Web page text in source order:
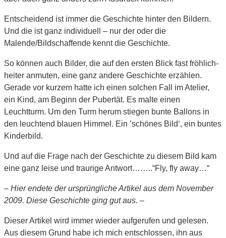
Entscheidend ist immer die Geschichte hinter den Bildern.
Und die ist ganz individuell – nur der oder die
Malende/Bildschaffende kennt die Geschichte.
So können auch Bilder, die auf den ersten Blick fast fröhlich-
heiter anmuten, eine ganz andere Geschichte erzählen.
Gerade vor kurzem hatte ich einen solchen Fall im Atelier,
ein Kind, am Beginn der Pubertät. Es malte einen
Leuchtturm. Um den Turm herum stiegen bunte Ballons in
den leuchtend blauen Himmel. Ein ’schönes Bild‘, ein buntes
Kinderbild.
Und auf die Frage nach der Geschichte zu diesem Bild kam
eine ganz leise und traurige Antwort……..“Fly, fly away…“
– Hier endete der ursprüngliche Artikel aus dem November
2009. Diese Geschichte ging gut aus. –
Dieser Artikel wird immer wieder aufgerufen und gelesen.
Aus diesem Grund habe ich mich entschlossen, ihn aus